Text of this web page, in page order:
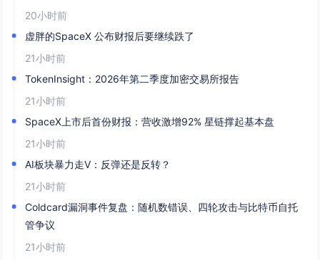
20小时前
虚胖的SpaceX 公布财报后要继续跌了
21小时前
TokenInsight：2026年第二季度加密交易所报告
21小时前
SpaceX上市后首份财报：营收激增92% 星链撑起基本盘
21小时前
AI板块暴力走V：反弹还是反转？
21小时前
Coldcard漏洞事件复盘：随机数错误、四轮攻击与比特币自托
管争议
21小时前